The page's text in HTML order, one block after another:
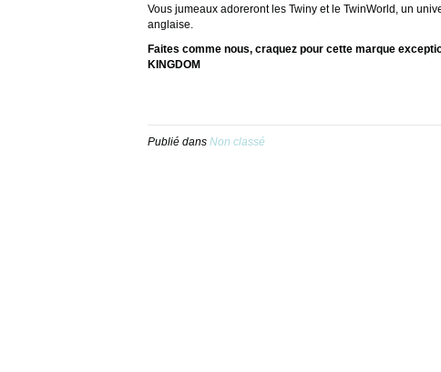
Vous jumeaux adoreront les Twiny et le TwinWorld, un
anglaise.
Faites comme nous, craquez pour cette marque
KINGDOM
Publié dans Non classé